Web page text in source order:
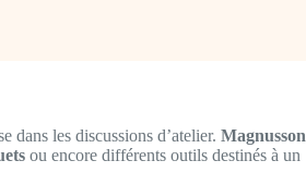
dans les discussions d’atelier. Magnusson
ou encore différents outils destinés à un